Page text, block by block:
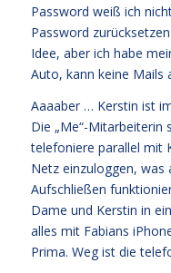
Password weiß ich
Password
Idee, aber ich habe
Auto, kann keine Mails
Aaaaber … Kerstin ist
Die „Me“-Mitarbeiterin
telefoniere parallel mit
Netz einzuloggen, was
Aufschließen
Dame und Kerstin in
alles mit Fabians
Prima. Weg ist die